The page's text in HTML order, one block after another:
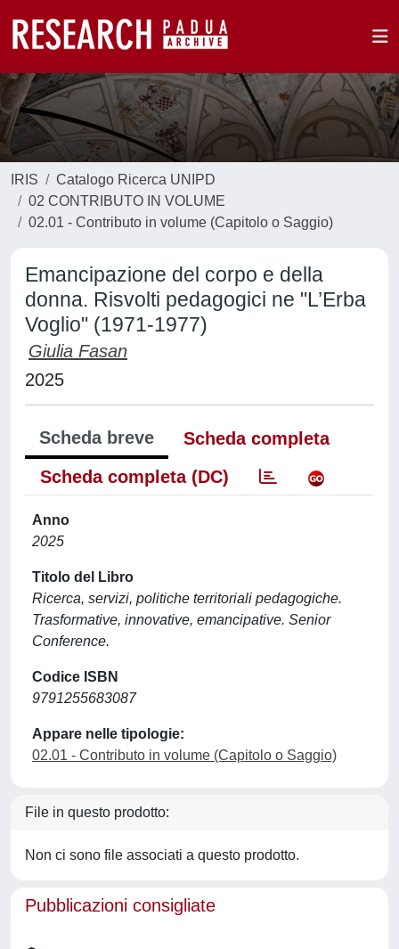
IRIS
Catalogo Ricerca UNIPD
02 CONTRIBUTO IN VOLUME
02.01 - Contributo in volume (Capitolo o Saggio)
Emancipazione del corpo e della
donna. Risvolti pedagogici ne "L’Erba
Voglio" (1971-1977)
Giulia Fasan
2025
Scheda breve
Scheda completa
Scheda completa (DC)
Anno
2025
Titolo del Libro
Ricerca, servizi, politiche territoriali pedagogiche.
Trasformative, innovative, emancipative. Senior
Conference.
Codice ISBN
9791255683087
Appare nelle tipologie:
02.01 - Contributo in volume (Capitolo o Saggio)
File in questo prodotto:
Non ci sono file associati a questo prodotto.
Pubblicazioni consigliate